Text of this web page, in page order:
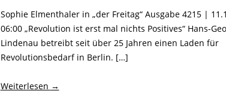
Sophie Elmenthaler in „der Freitag“ Ausgabe 4215 |
06:00 „Revolution ist erst mal nichts Positives“ Hans-
Lindenau betreibt seit über 25 Jahren einen Laden für
Revolutionsbedarf in Berlin. […]
Weiterlesen →